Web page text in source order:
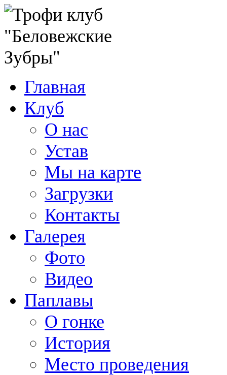
Главная
Клуб
О нас
Устав
Мы на карте
Загрузки
Контакты
Галерея
Фото
Видео
Паплавы
О гонке
История
Место проведения